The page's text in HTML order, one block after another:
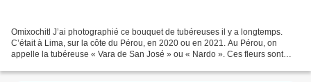
Omixochitl J’ai photographié ce bouquet de tubéreuses il y a longtemps.
C’était à Lima, sur la côte du Pérou, en 2020 ou en 2021. Au Pérou, on
appelle la tubéreuse « Vara de San José » ou « Nardo ». Ces fleurs sont